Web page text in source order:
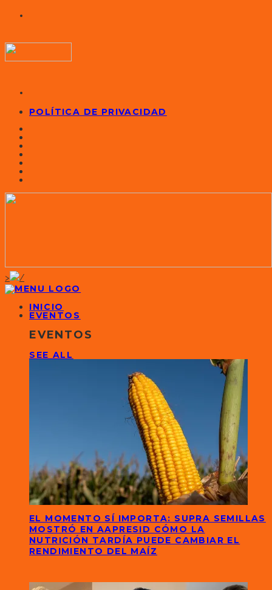
POLÍTICA DE PRIVACIDAD
>
INICIO
EVENTOS
EVENTOS
SEE ALL
EL MOMENTO SÍ IMPORTA: SUPRA SEMILLAS
MOSTRÓ EN AAPRESID CÓMO LA
NUTRICIÓN TARDÍA PUEDE CAMBIAR EL
RENDIMIENTO DEL MAÍZ